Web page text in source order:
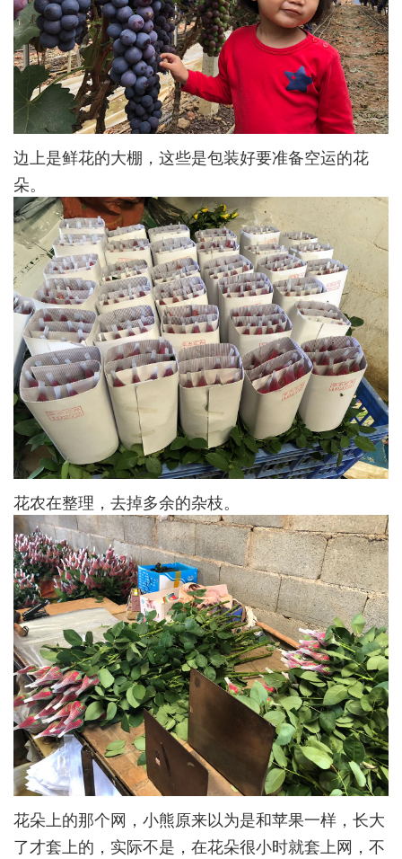
边上是鲜花的大棚，这些是包装好要准备空运的花
朵。
花农在整理，去掉多余的杂枝。
花朵上的那个网，小熊原来以为是和苹果一样，长大
了才套上的，实际不是，在花朵很小时就套上网，不